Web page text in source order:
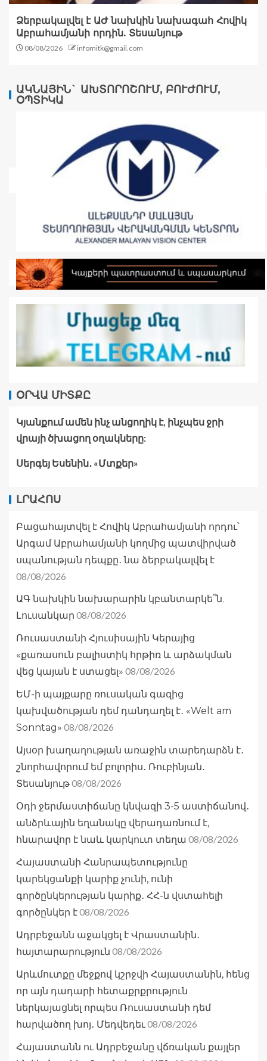
Ձերբակալվել է ԱԺ նախկին նախագահ Հովիկ
Աբրահամյանի որդին. Տեսանյութ
08/08/2026 infomitk@gmail.com
ԱԿՆԱՅԻՆ` ԱԽՏՈՐՈՇՈՒՄ, ԲՈՒԺՈՒՄ,
ՕՊՏԻԿԱ
ՕՐՎԱ ՄԻՏՔԸ
Կյանքում ամեն ինչ անցողիկ է, ինչպես ջրի
վրայի ծխացող օղակները:
Սերգեյ Եսենին․ «Մտքեր»
ԼՐԱՀՈՍ
Բացահայտվել է Հովիկ Աբրահամյանի որդու՝
Արգամ Աբրահամյանի կողմից պատվիրված
սպանության դեպքը․ նա ձերբակալվել է
08/08/2026
ԱԳ նախկին նախարարին կբանտարկե՞ն.
Լուսանկար 08/08/2026
Ռուսաստանի Հյուսիսային Կերայից
«քառասուն բալիստիկ հրթիռ և արձակման
վեց կայան է ստացել» 08/08/2026
ԵՄ-ի պայքարը ռուսական գազից
կախվածության դեմ դանդաղել է․ «Welt am
Sonntag» 08/08/2026
Այսօր խաղաղության առաջին տարեդարձն է․
շնորհավորում եմ բոլորիս․ Ռուբինյան․
Տեսանյութ08/08/2026
Օդի ջերմաստիճանը կնվազի 3-5 աստիճանով․
անձրևային եղանակը վերադառնում է,
հնարավոր է նաև կարկուտ տեղա 08/08/2026
Հայաստանի Հանրապետությունը
կարեկցանքի կարիք չունի, ունի
գործընկերության կարիք․ ՀՀ-ն վստահելի
գործընկեր է08/08/2026
Ադրբեջանն աջակցել է Վրաստանին․
հայտարարություն 08/08/2026
Արևմուտքը մեջքով կշրջվի Հայաստանին, հենց
որ այն դադարի հետաքրքրություն
ներկայացնել որպես Ռուսաստանի դեմ
հարվածող խոյ․ Մեդվեդեւ08/08/2026
Հայաստանն ու Ադրբեջանը վճռական քայլեր